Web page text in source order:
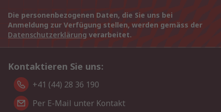
Die personenbezogenen Daten, die Sie uns bei
Anmeldung zur Verfügung stellen, werden gemäss der
Datenschutzerklärung verarbeitet.
Kontaktieren Sie uns:
+41 (44) 28 36 190
Per E-Mail unter Kontakt